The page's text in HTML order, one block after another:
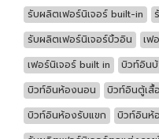
รับผลิตเฟอร์นิเจอร์ built-in
รับผลิตเฟอร์นิเจอร์บิ้วอิน
เฟ
เฟอร์นิเจอร์ built in
บิวท์อิน
บิวท์อินห้องนอน
บิวท์อินตู้เสื้
บิวท์อินห้องรับแขก
บิวท์อินห้